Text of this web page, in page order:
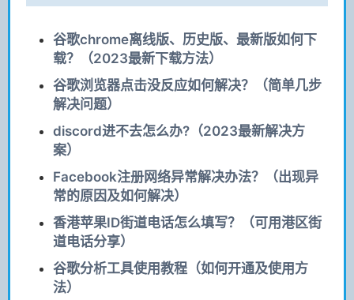
谷歌chrome离线版、历史版、最新版如何下
载？（2023最新下载方法）
谷歌浏览器点击没反应如何解决？（简单几步
解决问题）
discord进不去怎么办?（2023最新解决方
案）
Facebook注册网络异常解决办法？（出现异
常的原因及如何解决）
香港苹果ID街道电话怎么填写？（可用港区街
道电话分享）
谷歌分析工具使用教程（如何开通及使用方
法）